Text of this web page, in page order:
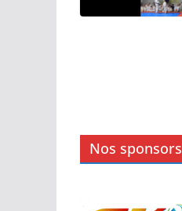
Nos sponsors